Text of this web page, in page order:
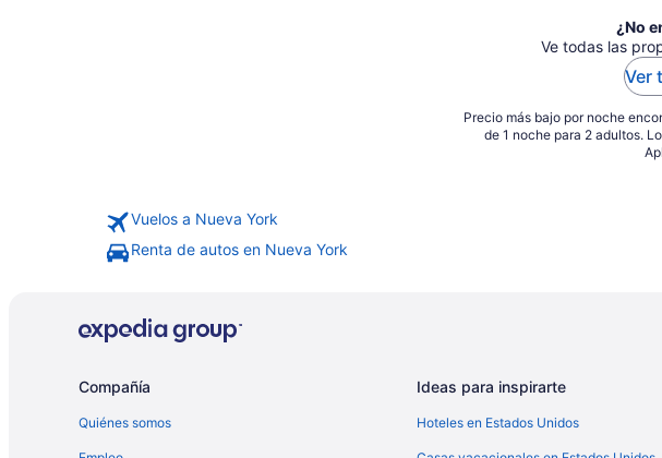
¿No
Ve todas las
Ver
Precio más bajo por noche
de 1 noche para 2 adultos.
Vuelos a Nueva York
Renta de autos en Nueva York
Compañía
Quiénes somos
Ideas para inspirarte
Hoteles en Estados Unidos